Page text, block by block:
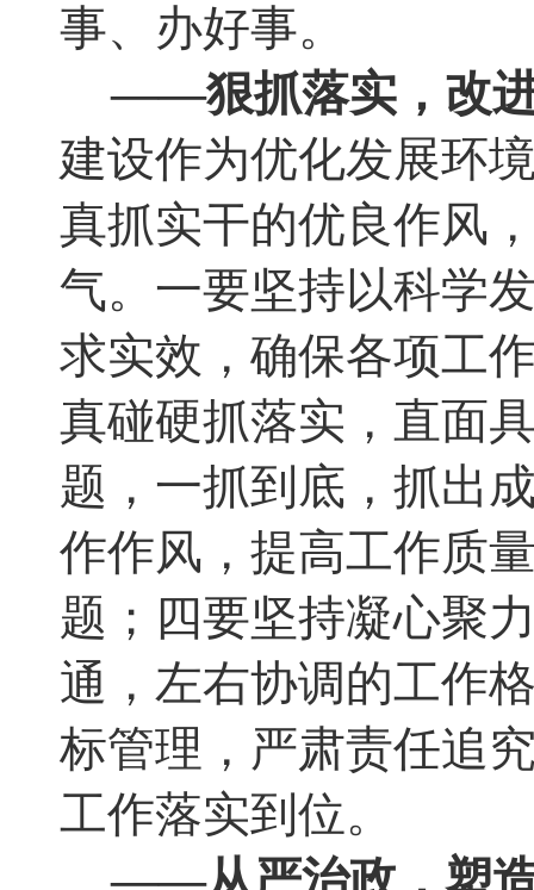
事、办好事。
——狠抓落实 ， 改
建设作为优化发展环
真抓实干的优良作风
气。一要坚持以科学
求实效，确保各项工
真碰硬抓落实，直面
题 ， 一抓到底，抓出
作作风 ， 提高工作质
题；四要坚持凝心聚
通 ， 左右协调的工作
标管理，严肃责任追
工作落实到位。